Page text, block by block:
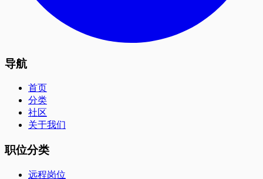
导航
首页
分类
社区
关于我们
职位分类
远程岗位